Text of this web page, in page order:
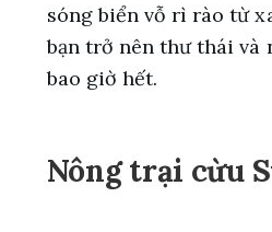
sóng biển vỗ rì rào từ
bạn trở nên thư thái và
bao giờ hết.
Nông trại cừu